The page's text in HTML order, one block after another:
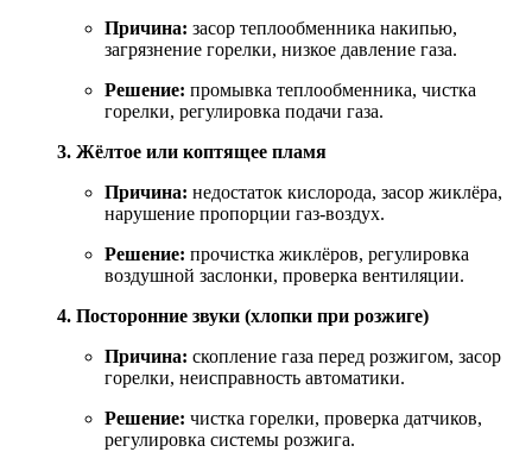
Причина: засор теплообменника накипью,
загрязнение горелки, низкое давление газа.
Решение: промывка теплообменника, чистка
горелки, регулировка подачи газа.
3. Жёлтое или коптящее пламя
Причина: недостаток кислорода, засор жиклёра,
нарушение пропорции газ‑воздух.
Решение: прочистка жиклёров, регулировка
воздушной заслонки, проверка вентиляции.
4. Посторонние звуки (хлопки при розжиге)
Причина: скопление газа перед розжигом, засор
горелки, неисправность автоматики.
Решение: чистка горелки, проверка датчиков,
регулировка системы розжига.